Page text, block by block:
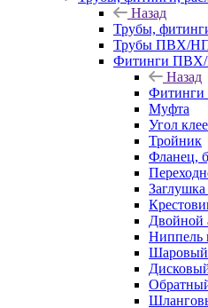
Назад
Трубы,
Трубы ПВХ/
Фитинги
Назад
Муфта
Угол
Тройник
Фланец,
Заглушка
Двойной
Ниппель
Шаровый